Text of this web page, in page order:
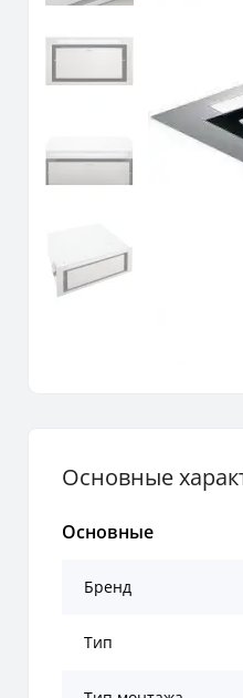
Основные
Основные
Бренд
Тип